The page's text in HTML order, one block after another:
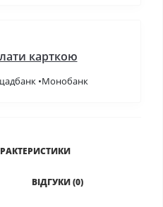
ВІДГУКИ (0)
карткою
•Монобанк